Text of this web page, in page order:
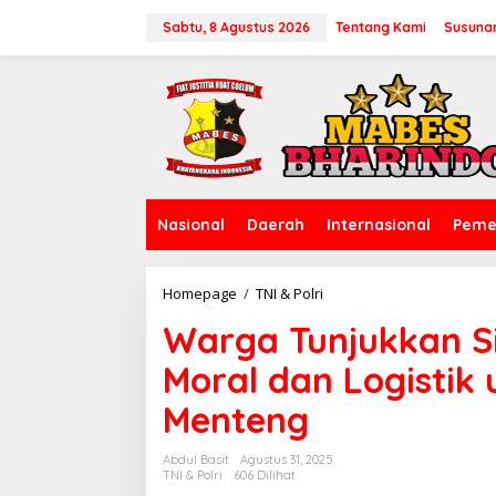
Sabtu, 8 Agustus 2026 Tentang Kami
Nasional Daerah Internasional
Homepage / TNI & Polri
r
g
a
T
j
Warga Tunjukkan
Moral dan Logistik
Menteng
Abdul Basit
Agustus 31, 2025
TNI & Polri
606 Dilihat